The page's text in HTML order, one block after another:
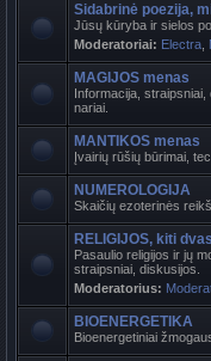
Sidabrinė poezija,
Jūsų kūryba ir sielos
Moderatoriai: Electra
MAGIJOS menas
Informacija,
nariai.
MANTIKOS menas
Įvairių rūšių būrimai,
NUMEROLOGIJA
Skaičių ezoterinės
RELIGIJOS, kiti
Pasaulio religijos ir jų
straipsniai, diskusijos.
Moderatorius:
BIOENERGETIKA
Bioenergetiniai